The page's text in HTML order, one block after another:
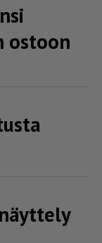
ostoon